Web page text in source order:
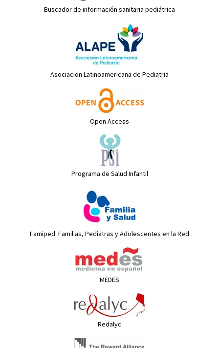
Buscador de información sanitaria pediátrica
Asociacion Latinoamericana de Pediatria
Open Access
Programa de Salud Infantil
Famiped. Familias, Pediatras y Adolescentes en la Red
MEDES
Redalyc